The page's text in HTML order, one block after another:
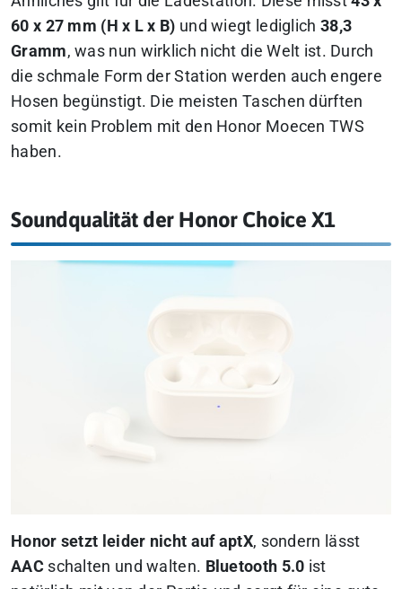
60 x 27 mm (H x L x B) und wiegt lediglich 38,3
Gramm, was nun wirklich nicht die Welt ist. Durch
die schmale Form der Station werden auch engere
Hosen begünstigt. Die meisten Taschen dürften
somit kein Problem mit den Honor Moecen TWS
haben.
Soundqualität der Honor Choice X1
Honor setzt leider nicht auf aptX, sondern lässt
AACschalten und walten. Bluetooth 5.0 ist